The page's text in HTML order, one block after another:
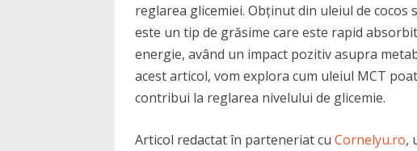
reglarea glicemiei. Obținut din uleiul de cocos
este un tip de grăsime care este rapid
energie, având un impact pozitiv asupra
acest articol, vom explora cum uleiul MCT
contribui la reglarea nivelului de glicemie.
Articol redactat în parteneriat cu Cornelyu.ro,